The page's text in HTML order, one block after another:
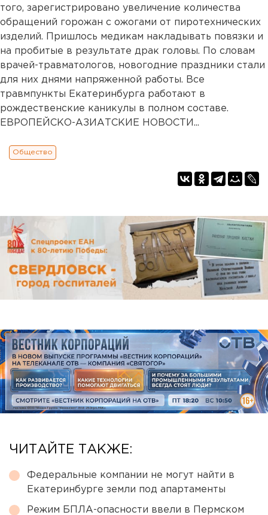
того, зарегистрировано увеличение количества
обращений горожан с ожогами от пиротехнических
изделий. Пришлось медикам накладывать повязки и
на пробитые в результате драк головы. По словам
врачей-травматологов, новогодние праздники стали
для них днями напряженной работы. Все
травмпункты Екатеринбурга работают в
рождественские каникулы в полном составе.
ЕВРОПЕЙСКО-АЗИАТСКИЕ НОВОСТИ...
Общество
ЧИТАЙТЕ ТАКЖЕ:
Федеральные компании не могут найти в
Екатеринбурге земли под апартаменты
Режим БПЛА-опасности ввели в Пермском